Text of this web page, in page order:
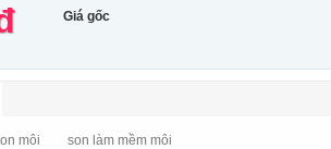
Giá gốc
môi son làm mềm môi